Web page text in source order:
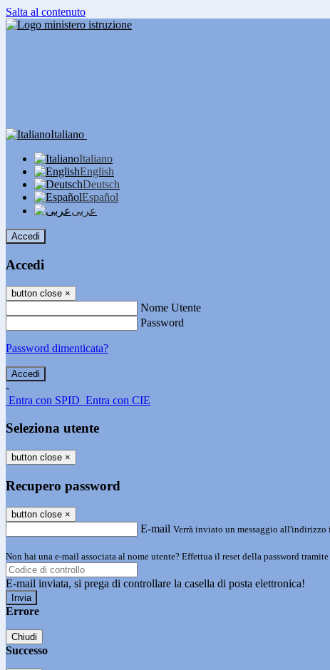
Salta al contenuto
Italiano
Italiano
English
Deutsch
Español
عربى
Accedi
Accedi
button close ×
Nome Utente
Password
Password dimenticata?
-
Entra con SPID Entra con CIE
Seleziona utente
button close ×
Recupero password
button close ×
E-mail Verrà inviato un messaggio
Non hai una e-mail associata al nome utente? Effettua il reset della password
E-mail inviata, si prega di controllare la casella di posta elettronica!
Errore
Chiudi
Successo